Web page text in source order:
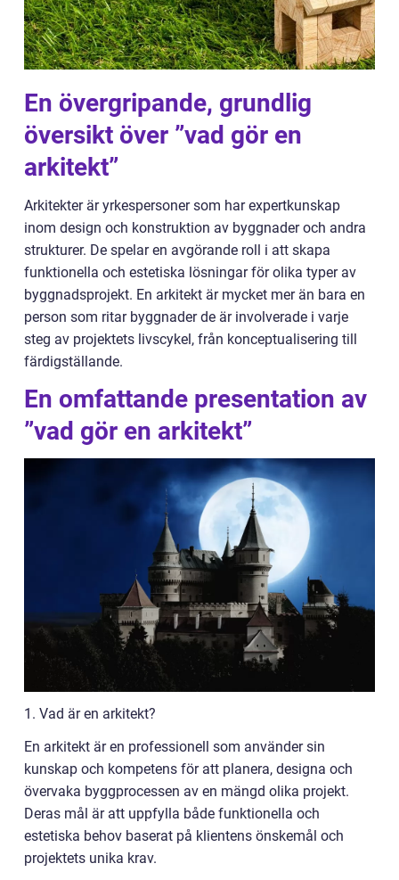
En övergripande, grundlig
översikt över ”vad gör en
arkitekt”
Arkitekter är yrkespersoner som har expertkunskap
inom design och konstruktion av byggnader och andra
strukturer. De spelar en avgörande roll i att skapa
funktionella och estetiska lösningar för olika typer av
byggnadsprojekt. En arkitekt är mycket mer än bara en
person som ritar byggnader de är involverade i varje
steg av projektets livscykel, från konceptualisering till
färdigställande.
En omfattande presentation av
”vad gör en arkitekt”
1. Vad är en arkitekt?
En arkitekt är en professionell som använder sin
kunskap och kompetens för att planera, designa och
övervaka byggprocessen av en mängd olika projekt.
Deras mål är att uppfylla både funktionella och
estetiska behov baserat på klientens önskemål och
projektets unika krav.